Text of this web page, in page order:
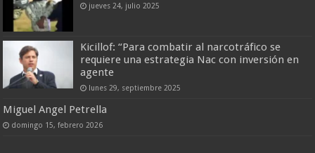
jueves 24, julio 2025
Kicillof: “Para combatir al narcotráfico se
requiere una estrategia Nac con inversión en
agente
lunes 29, septiembre 2025
Miguel Angel Petrella
domingo 15, febrero 2026